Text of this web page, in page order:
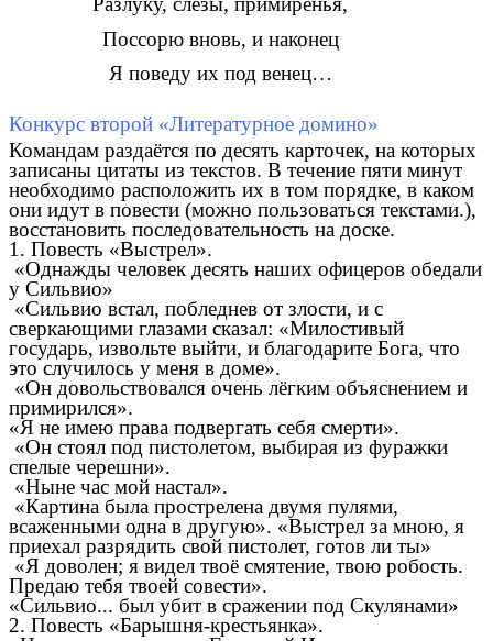
Поссорю вновь, и наконец
Я поведу их под венец…
Конкурс второй «Литературное домино»
Командам раздаётся по десять карточек, на которых
записаны цитаты из текстов. В течение пяти минут
необходимо расположить их в том порядке, в каком
они идут в повести (можно пользоваться текстами.),
восстановить последовательность на доске.
1. Повесть «Выстрел».
«Однажды человек десять наших офицеров обедали
у Сильвио»
«Сильвио встал, побледнев от злости, и с
сверкающими глазами сказал: «Милостивый
государь, извольте выйти, и благодарите Бога, что
это случилось у меня в доме».
«Он довольствовался очень лёгким объяснением и
примирился».
«Я не имею права подвергать себя смерти».
«Он стоял под пистолетом, выбирая из фуражки
спелые черешни».
«Ныне час мой настал».
«Картина была прострелена двумя пулями,
всаженными одна в другую». «Выстрел за мною, я
приехал разрядить свой пистолет, готов ли ты»
«Я доволен; я видел твоё смятение, твою робость.
Предаю тебя твоей совести».
«Сильвио... был убит в сражении под Скулянами»
2. Повесть «Барышня-крестьянка».